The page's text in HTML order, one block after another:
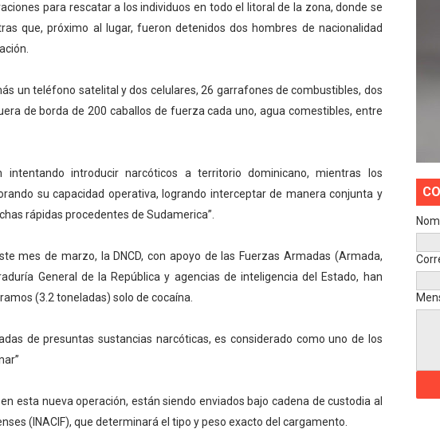
para rescatar a los individuos en todo el litoral de la zona, donde se
que, próximo al lugar, fueron detenidos dos hombres de nacionalidad
un teléfono satelital y dos celulares, 26 garrafones de combustibles, dos
de borda de 200 caballos de fuerza cada uno, agua comestibles, entre
intentando introducir narcóticos a territorio dominicano, mientras los
su capacidad operativa, logrando interceptar de manera conjunta y
rápidas procedentes de Sudamerica”.
mes de marzo, la DNCD, con apoyo de las Fuerzas Armadas (Armada,
General de la República y agencias de inteligencia del Estado, han
(3.2 toneladas) solo de cocaína.
de presuntas sustancias narcóticas, es considerado como uno de los
esta nueva operación, están siendo enviados bajo cadena de custodia al
(INACIF), que determinará el tipo y peso exacto del cargamento.